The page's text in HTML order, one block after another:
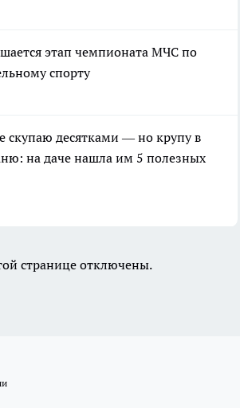
этап чемпионата МЧС по
спорту
скупаю десятками — но крупу в
на даче нашла им 5 полезных
странице отключены.